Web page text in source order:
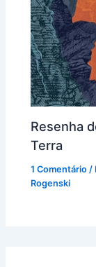
Resenha
Terra
1 Comentário /
Rogenski